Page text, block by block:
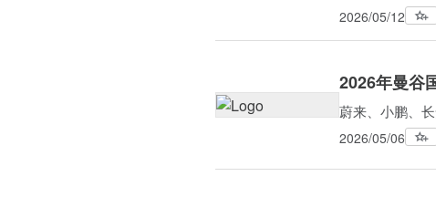
2026/05/12
2026年曼谷
蔚来、小鹏、
2026/05/06